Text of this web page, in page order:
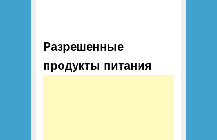
Разрешенные
продукты питания